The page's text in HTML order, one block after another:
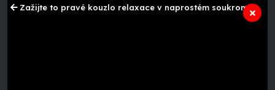
Zažijte to pravé kouzlo relaxace v naprostém soukromí